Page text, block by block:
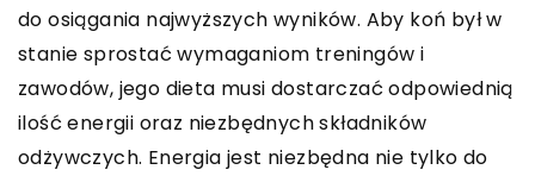
do osiągania najwyższych wyników. Aby koń był w
stanie sprostać wymaganiom treningów i
zawodów, jego dieta musi dostarczać odpowiednią
ilość energii oraz niezbędnych składników
odżywczych. Energia jest niezbędna nie tylko do